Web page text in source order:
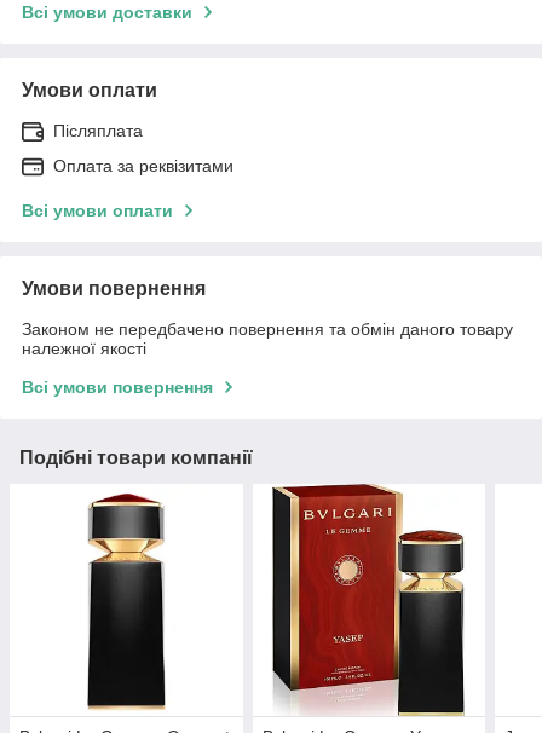
Всі умови доставки
Умови оплати
Післяплата
Оплата за реквізитами
Всі умови оплати
Умови повернення
Законом не передбачено повернення та обмін даного товару
належної якості
Всі умови повернення
Подібні товари компанії